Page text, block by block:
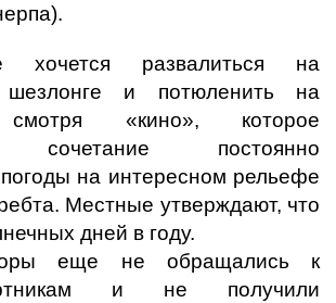
хочется развалиться на
шезлонге и потюленить на
«кино», которое
сочетание постоянно
на интересном рельефе
Местные утверждают, что
дней в году.
еще не обращались к
и не получили